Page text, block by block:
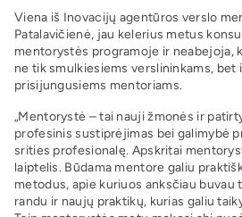
Viena iš Inovacijų agentūros verslo
Patalavičienė, jau kelerius metus
mentorystės programoje ir neabejoja,
ne tik smulkiesiems verslininkams, bet
prisijungusiems mentoriams.
„Mentorystė – tai nauji žmonės ir
profesinis sustiprėjimas bei galimybė
srities profesionalę. Apskritai
laiptelis. Būdama mentore galiu
metodus, apie kuriuos anksčiau buvau
randu ir naujų praktikų, kurias galiu